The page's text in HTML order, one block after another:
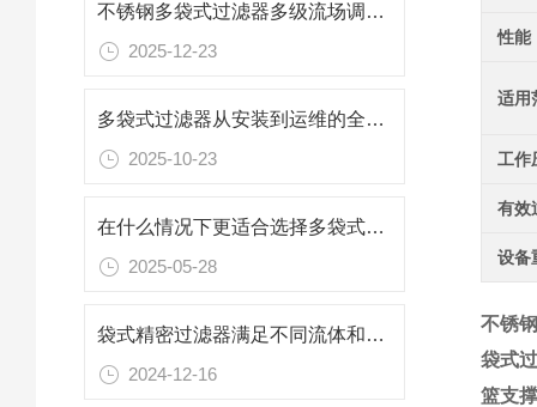
不锈钢多袋式过滤器多级流场调控下的精密过滤矩阵
2025-12-23
多袋式过滤器从安装到运维的全流程规范
2025-10-23
在什么情况下更适合选择多袋式过滤器？
2025-05-28
袋式精密过滤器满足不同流体和工作温度的需要
2024-12-16
性能
适用
工作
有效
设备
不锈
袋式
篮支